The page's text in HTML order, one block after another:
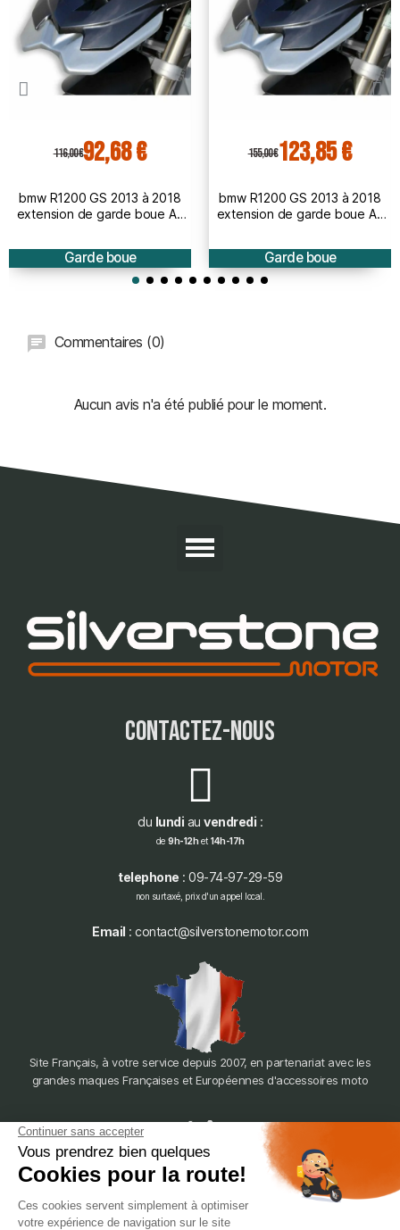
116,00 €92,68 €
bmw R1200 GS 2013 à 2018
extension de garde boue AV
Garde boue
155,00 €123,85 €
bmw R1200 GS 2013 à 2018
extension de garde boue AV
Garde boue
Commentaires (0)
Aucun avis n'a été publié pour le moment.
contactez-nous
du lundi au vendredi :
de 9h-12het 14h-17h
telephone : 09-74-97-29-59
non surtaxé, prix d'un appel local.
Email : contact@silverstonemotor.com
Site Français, à votre service depuis 2007, en partenariat avec les
grandes maques Françaises et Européennes d'accessoires moto